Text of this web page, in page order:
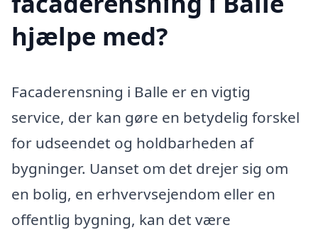
hjælpe med?
Facaderensning i Balle er en vigtig
service, der kan gøre en betydelig forskel
for udseendet og holdbarheden af
bygninger. Uanset om det drejer sig om
en bolig, en erhvervsejendom eller en
offentlig bygning, kan det være